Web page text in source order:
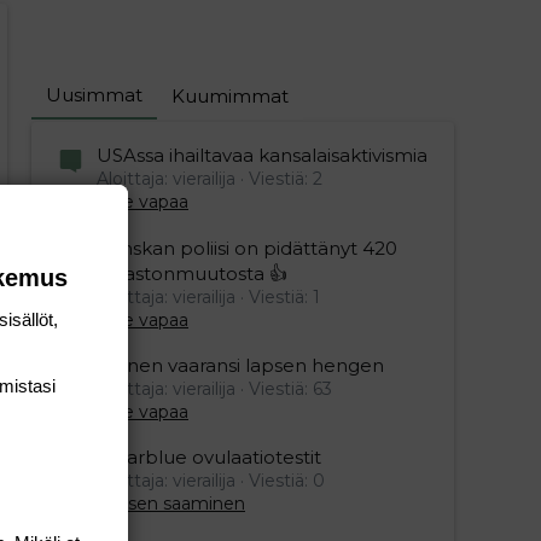
editoriin…
Uusimmat Kuumimmat
USAssa ihailtavaa kansalaisaktivismia
Aloittaja: vierailija
Viestiä: 2
Aihe vapaa
Ranskan poliisi on pidättänyt 420
ilmastonmuutosta 👍
Aloittaja: vierailija
Viestiä: 1
Aihe vapaa
Nainen vaaransi lapsen hengen
Aloittaja: vierailija
Viestiä: 63
Aihe vapaa
Clearblue ovulaatiotestit
Aloittaja: vierailija
Viestiä: 0
Lapsen saaminen